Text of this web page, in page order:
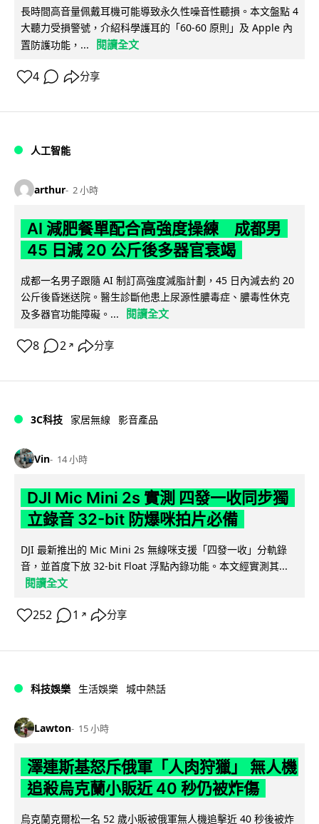
長時間高音量佩戴耳機可能導致永久性噪音性聽損。本文盤點 4
大聽力受損警號，介紹科學護耳的「60-60 原則」及 Apple 內
置防護功能，...
閱讀全文
4 分享
人工智能
arthur 2 小時
AI 減肥餐單配合高強度操練 成都男
45 日減 20 公斤後多器官衰竭
成都一名男子跟隨 AI 制訂高強度減脂計劃，45 日內減去約 20
公斤後昏迷送院。醫生診斷他患上尿源性膿毒症、膿毒性休克
及多器官功能障礙。...
閱讀全文
8 2 ↗ 分享
3C科技 家居無線 影音產品
Vin 14 小時
DJI Mic Mini 2s 實測 四發一收同步獨
立錄音 32-bit 防爆咪拍片必備
DJI 最新推出的 Mic Mini 2s 無線咪支援「四發一收」分軌錄
音，並首度下放 32-bit Float 浮點內錄功能。本文經實測其...
閱讀全文
252 1 ↗ 分享
科技娛樂 生活娛樂 城中熱話
Lawton 15 小時
澤連斯基怒斥俄軍「人肉狩獵」 無人機
追殺烏克蘭小販近 40 秒仍被炸傷
烏克蘭克爾松一名 52 歲小販被俄軍無人機追擊近 40 秒後被炸